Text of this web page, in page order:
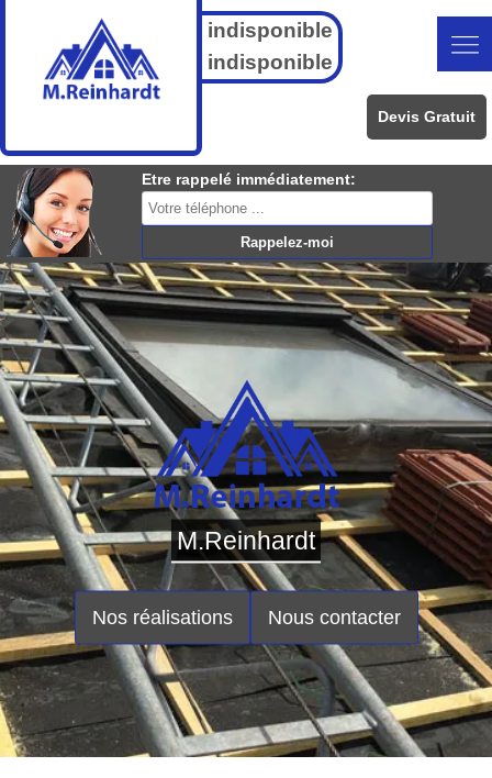
indisponible
indisponible
Devis Gratuit
Etre rappelé immédiatement:
M.Reinhardt
Nos réalisations Nous contacter